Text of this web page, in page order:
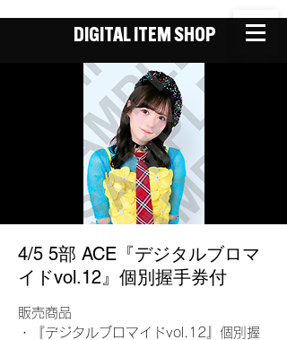
DIGITAL ITEM SHOP
4/5 5部 ACE『デジタルブロマ
イドvol.12』個別握手券付
販売商品
・『デジタルブロマイドvol.12』個別握